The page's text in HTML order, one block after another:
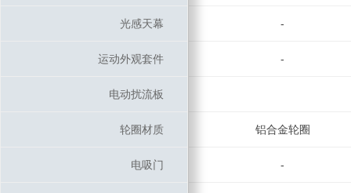
光感天幕 -
运动外观套件 -
电动扰流板
轮圈材质 铝合金轮圈
电吸门 -
光感天幕
运动外观套件
电动扰流板
轮圈材质
电吸门